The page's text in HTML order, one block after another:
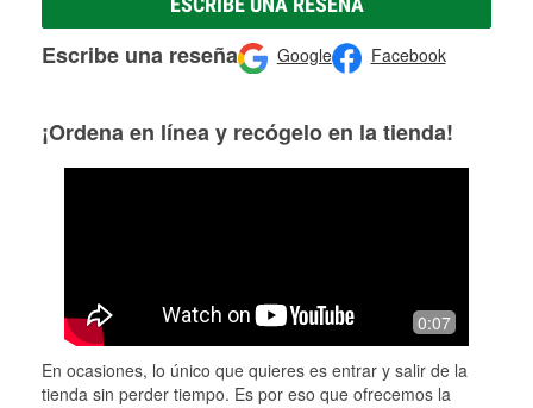
Escribe una reseña Google Facebook
¡Ordena en línea y recógelo en la tienda!
0:07
En ocasiones, lo único que quieres es entrar y salir de la
tienda sin perder tiempo. Es por eso que ofrecemos la